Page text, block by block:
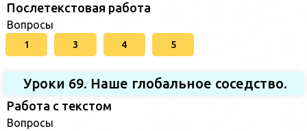
Послетекстовая работа
Вопросы
1 3 4 5
Уроки 69. Наше глобальное соседство.
Работа с текстом
Вопросы